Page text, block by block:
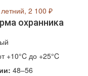
охранника
+10°C до +25°C
48–56